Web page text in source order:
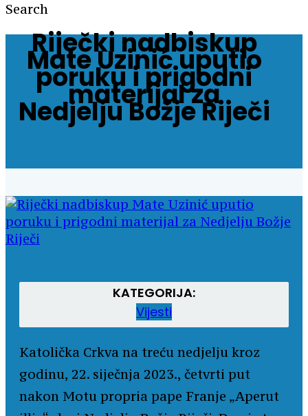
Search
Riječki nadbiskup
Mate Uzinić uputio
poruku i prigodni
materijal za
Nedjelju Božje Riječi
KATEGORIJA:
Vijesti
Katolička Crkva na treću nedjelju kroz
godinu, 22. siječnja 2023., četvrti put
nakon Motu propria pape Franje „Aperut